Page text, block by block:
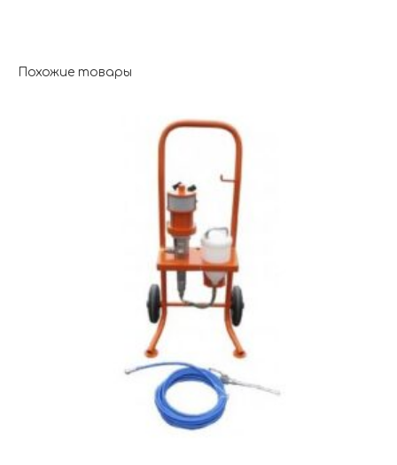
Похожие товары